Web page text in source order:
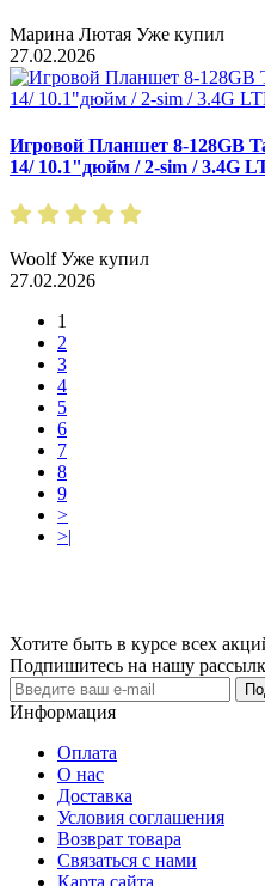
Марина Лютая Уже купил
27.02.2026
Игровой Планшет 8-128GB
14/ 10.1"дюйм / 2-sim / 3.4G
WoolfУже купил
27.02.2026
1
2
3
4
5
6
7
8
9
>
>|
Хотите быть в курсе всех
Подпишитесь на нашу
Информация
Оплата
О нас
Доставка
Условия соглашения
Возврат товара
Связаться с нами